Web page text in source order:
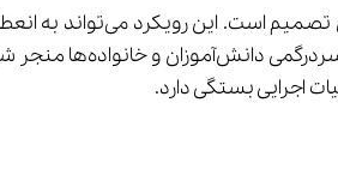
اجرایی بستگی دارد.